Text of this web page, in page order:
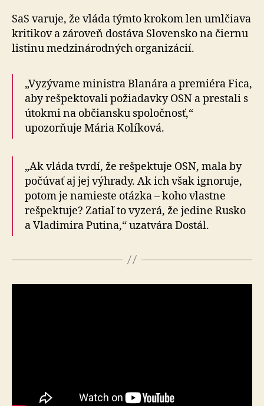
SaS varuje, že vláda týmto krokom len umlčiava
kritikov a zároveň dostáva Slovensko na čiernu
listinu me­dzi­ná­rod­ných organizácií.
„Vyzývame ministra Blanára a premiéra Fica,
aby rešpektovali požiadavky OSN a prestali s
útokmi na občiansku spoločnosť,“
upozorňuje Mária Kolíková.
„Ak vláda tvrdí, že rešpektuje OSN, mala by
počúvať aj jej výhrady. Ak ich však ignoruje,
potom je namieste otázka – koho vlastne
rešpektuje? Zatiaľ to vyzerá, že jedine Rusko
a Vladimira Putina,“ uzatvára Dostál.